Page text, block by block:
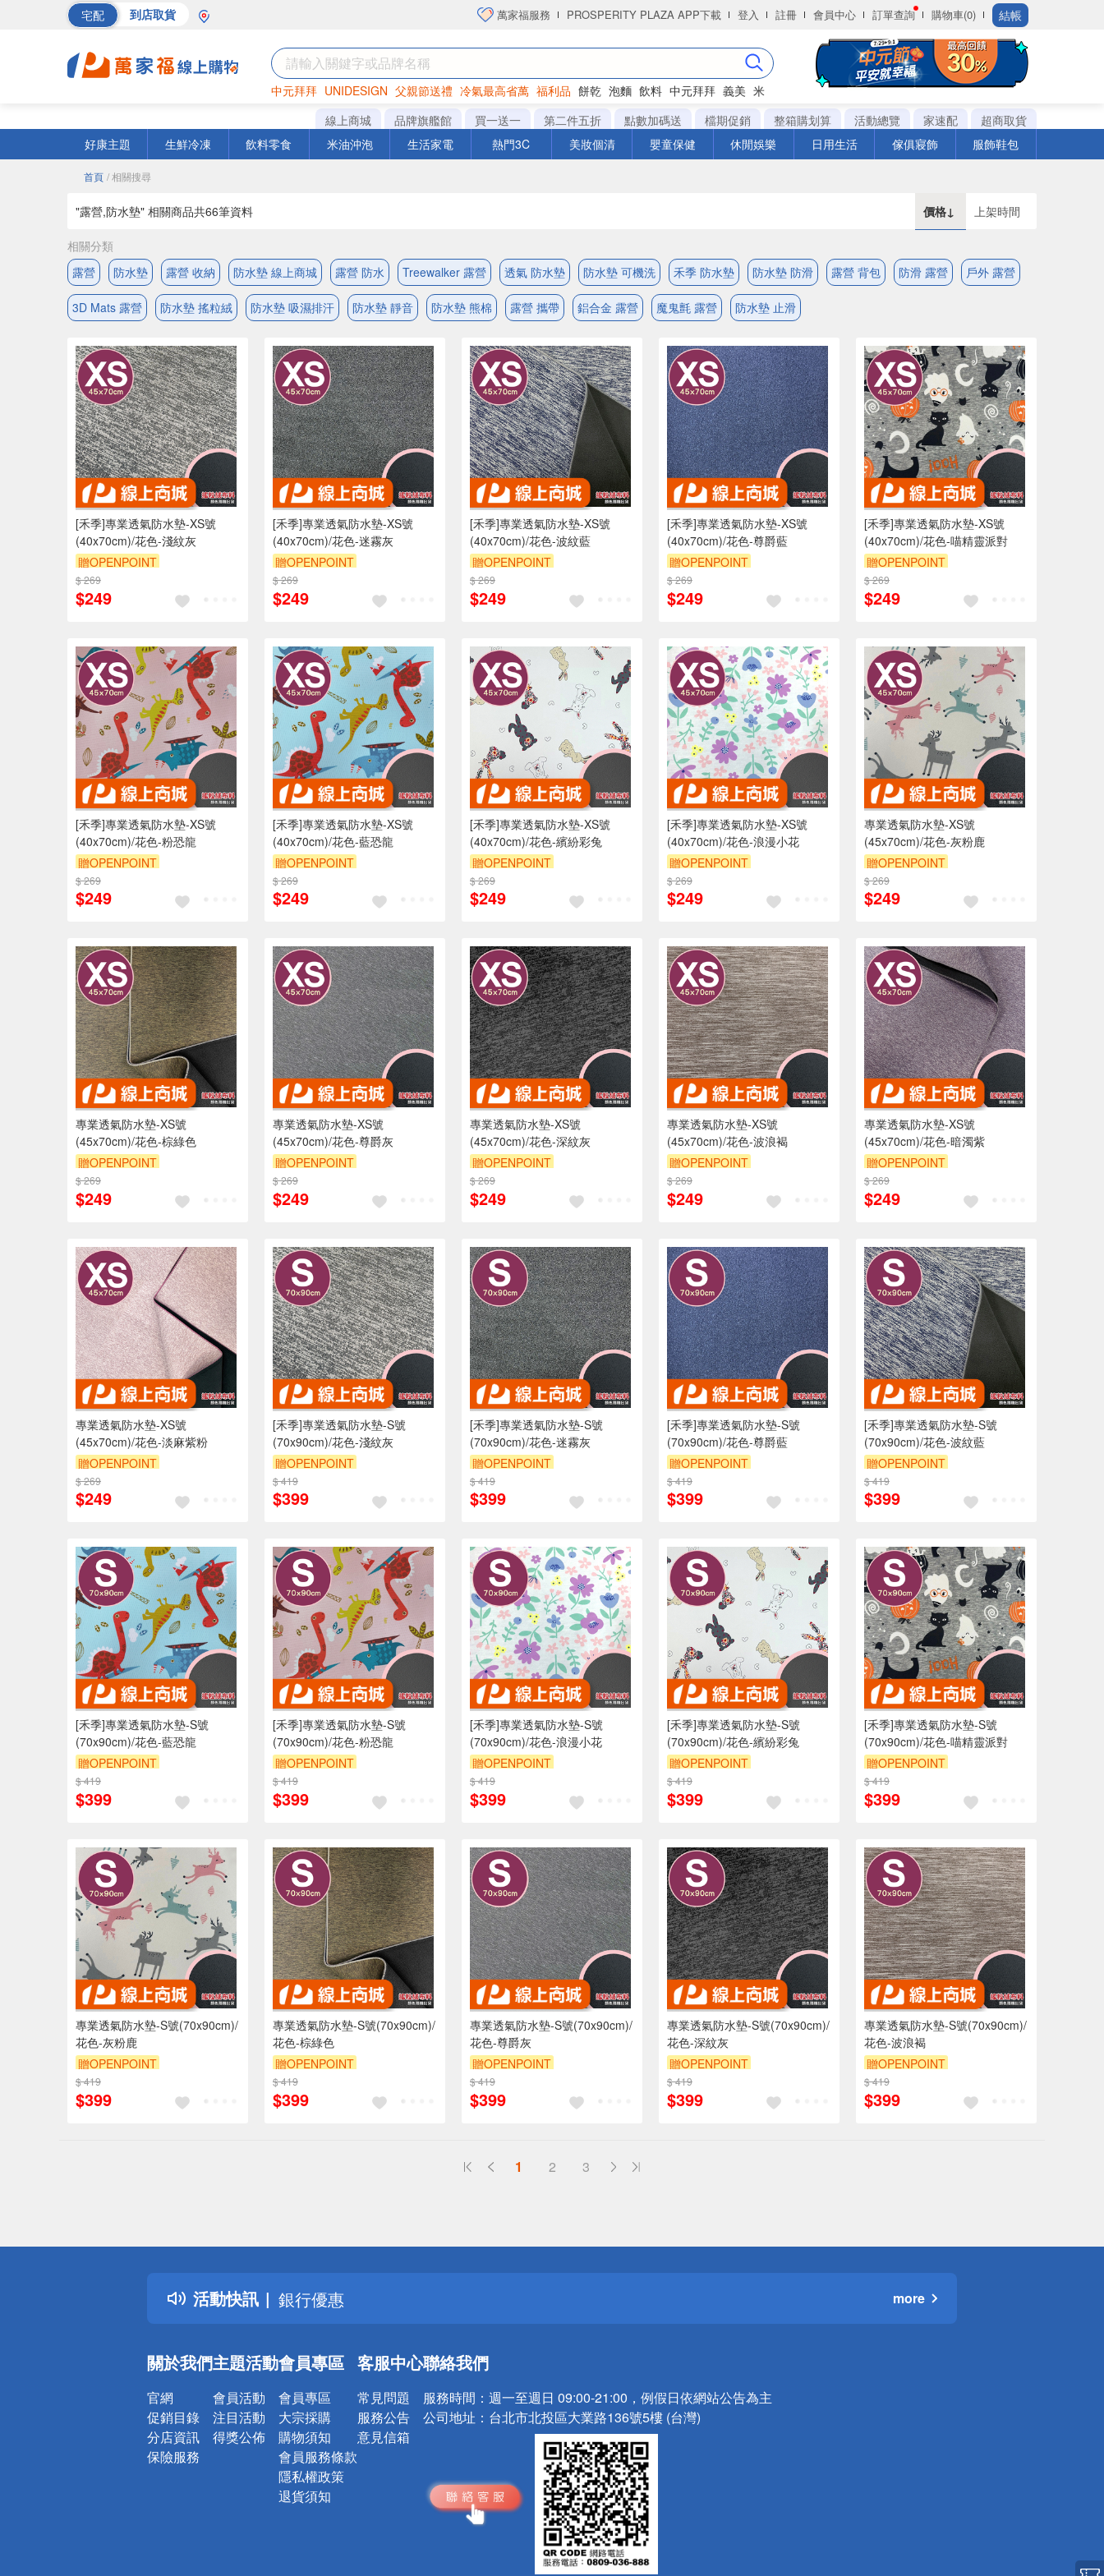
宅配 到店取貨 萬家福服務 PROSPERITY PLAZA APP下載 登入 註冊 會員中心 訂單查詢 購物車(0) 結帳
中元拜拜 UNIDESIGN 父親節送禮 冷氣最高省萬 福利品 餅乾 泡麵 飲料 中元拜拜 義美 米
罐頭 海苔 洋芋片
線上商城 品牌旗艦館 買一送一 第二件五折 點數加碼送 檔期促銷 整箱購划算 活動總覽 家速配
超商取貨
好康主題
生鮮冷凍 飲料零食 米油沖泡 生活家電 熱門3C 美妝個清 嬰童保健 休閒娛樂 日用生活 傢俱寢飾 服飾鞋包
首頁 / 相關搜尋
"露營,防水墊" 相關商品共66筆資料 價格↓ 上架時間
相關分類
露營
防水墊 露營 收納 防水墊 線上商城 露營 防水 Treewalker 露營 透氣 防水墊 防水墊 可機洗 禾季 防水墊 防水墊 防滑 露營 背包 防滑 露營 戶外 露營
3D Mats 露營 防水墊 搖粒絨 防水墊 吸濕排汗 防水墊 靜音 防水墊 熊棉 露營 攜帶 鋁合金 露營 魔鬼氈 露營 防水墊 止滑
[禾季]專業透氣防水墊-XS號
(40x70cm)/花色-淺紋灰
贈OPENPOINT
訂單滿 2000 元折抵 100元
（運費不算在 2000 元的範圍
$ 269
$249
[禾季]專業透氣防水墊-XS號
(40x70cm)/花色-迷霧灰
贈OPENPOINT
訂單滿 2000 元折抵 100元
（運費不算在 2000 元的範圍
$ 269
$249
[禾季]專業透氣防水墊-XS號
(40x70cm)/花色-波紋藍
贈OPENPOINT
訂單滿 2000 元折抵 100元
（運費不算在 2000 元的範圍
$ 269
$249
[禾季]專業透氣防水墊-XS號
(40x70cm)/花色-尊爵藍
贈OPENPOINT
訂單滿 2000 元折抵 100元
（運費不算在 2000 元的範圍
$ 269
$249
[禾季]專業透氣防水墊-XS號
(40x70cm)/花色-喵精靈派對
贈OPENPOINT
訂單滿 2000 元折抵 100元
（運費不算在 2000 元的範圍
$ 269
$249
[禾季]專業透氣防水墊-XS號
(40x70cm)/花色-粉恐龍
贈OPENPOINT
訂單滿 2000 元折抵 100元
（運費不算在 2000 元的範圍
$ 269
$249
[禾季]專業透氣防水墊-XS號
(40x70cm)/花色-藍恐龍
贈OPENPOINT
訂單滿 2000 元折抵 100元
（運費不算在 2000 元的範圍
$ 269
$249
[禾季]專業透氣防水墊-XS號
(40x70cm)/花色-繽紛彩兔
贈OPENPOINT
訂單滿 2000 元折抵 100元
（運費不算在 2000 元的範圍
$ 269
$249
[禾季]專業透氣防水墊-XS號
(40x70cm)/花色-浪漫小花
贈OPENPOINT
訂單滿 2000 元折抵 100元
（運費不算在 2000 元的範圍
$ 269
$249
專業透氣防水墊-XS號
(45x70cm)/花色-灰粉鹿
贈OPENPOINT
訂單滿 2000 元折抵 100元
（運費不算在 2000 元的範圍
$ 269
$249
專業透氣防水墊-XS號
(45x70cm)/花色-棕綠色
贈OPENPOINT
訂單滿 2000 元折抵 100元
（運費不算在 2000 元的範圍
$ 269
$249
專業透氣防水墊-XS號
(45x70cm)/花色-尊爵灰
贈OPENPOINT
訂單滿 2000 元折抵 100元
（運費不算在 2000 元的範圍
$ 269
$249
專業透氣防水墊-XS號
(45x70cm)/花色-深紋灰
贈OPENPOINT
訂單滿 2000 元折抵 100元
（運費不算在 2000 元的範圍
$ 269
$249
專業透氣防水墊-XS號
(45x70cm)/花色-波浪褐
贈OPENPOINT
訂單滿 2000 元折抵 100元
（運費不算在 2000 元的範圍
$ 269
$249
專業透氣防水墊-XS號
(45x70cm)/花色-暗濁紫
贈OPENPOINT
訂單滿 2000 元折抵 100元
（運費不算在 2000 元的範圍
$ 269
$249
專業透氣防水墊-XS號
(45x70cm)/花色-淡麻紫粉
贈OPENPOINT
訂單滿 2000 元折抵 100元
（運費不算在 2000 元的範圍
$ 269
$249
[禾季]專業透氣防水墊-S號
(70x90cm)/花色-淺紋灰
贈OPENPOINT
訂單滿 2000 元折抵 100元
（運費不算在 2000 元的範圍
$ 419
$399
[禾季]專業透氣防水墊-S號
(70x90cm)/花色-迷霧灰
贈OPENPOINT
訂單滿 2000 元折抵 100元
（運費不算在 2000 元的範圍
$ 419
$399
[禾季]專業透氣防水墊-S號
(70x90cm)/花色-尊爵藍
贈OPENPOINT
訂單滿 2000 元折抵 100元
（運費不算在 2000 元的範圍
$ 419
$399
[禾季]專業透氣防水墊-S號
(70x90cm)/花色-波紋藍
贈OPENPOINT
訂單滿 2000 元折抵 100元
（運費不算在 2000 元的範圍
$ 419
$399
[禾季]專業透氣防水墊-S號
(70x90cm)/花色-藍恐龍
贈OPENPOINT
訂單滿 2000 元折抵 100元
（運費不算在 2000 元的範圍
$ 419
$399
[禾季]專業透氣防水墊-S號
(70x90cm)/花色-粉恐龍
贈OPENPOINT
訂單滿 2000 元折抵 100元
（運費不算在 2000 元的範圍
$ 419
$399
[禾季]專業透氣防水墊-S號
(70x90cm)/花色-浪漫小花
贈OPENPOINT
訂單滿 2000 元折抵 100元
（運費不算在 2000 元的範圍
$ 419
$399
[禾季]專業透氣防水墊-S號
(70x90cm)/花色-繽紛彩兔
贈OPENPOINT
訂單滿 2000 元折抵 100元
（運費不算在 2000 元的範圍
$ 419
$399
[禾季]專業透氣防水墊-S號
(70x90cm)/花色-喵精靈派對
贈OPENPOINT
訂單滿 2000 元折抵 100元
（運費不算在 2000 元的範圍
$ 419
$399
專業透氣防水墊-S號(70x90cm)/
花色-灰粉鹿
贈OPENPOINT
訂單滿 2000 元折抵 100元
（運費不算在 2000 元的範圍
$ 419
$399
專業透氣防水墊-S號(70x90cm)/
花色-棕綠色
贈OPENPOINT
訂單滿 2000 元折抵 100元
（運費不算在 2000 元的範圍
$ 419
$399
專業透氣防水墊-S號(70x90cm)/
花色-尊爵灰
贈OPENPOINT
訂單滿 2000 元折抵 100元
（運費不算在 2000 元的範圍
$ 419
$399
專業透氣防水墊-S號(70x90cm)/
花色-深紋灰
贈OPENPOINT
訂單滿 2000 元折抵 100元
（運費不算在 2000 元的範圍
$ 419
$399
專業透氣防水墊-S號(70x90cm)/
花色-波浪褐
贈OPENPOINT
訂單滿 2000 元折抵 100元
（運費不算在 2000 元的範圍
$ 419
$399
1 2 3
活動快訊
得獎公告
熱門話題
銀行優惠
偏遠地區配送
more
關於我們
官網
促銷目錄
分店資訊
保險服務
主題活動
會員活動
注目活動
得獎公佈
會員專區
會員專區
大宗採購
購物須知
會員服務條款
隱私權政策
退貨須知
客服中心
常見問題
服務公告
意見信箱
聯絡我們
服務時間： 週一至週日 09:00-21:00，例假日依網站公告為主
公司地址： 台北市北投區大業路136號5樓 (台灣)